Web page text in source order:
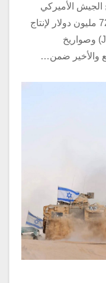
الجيش الأميركي
شركة “لوكهيد مارتن” عقدًا بقيمة 720 مليون دولار لإنتاج
صواريخ “جو-أرض المشتركة” (JAGM) وصواريخ